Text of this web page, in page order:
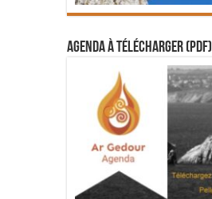
Agenda à télécharger (PDF)